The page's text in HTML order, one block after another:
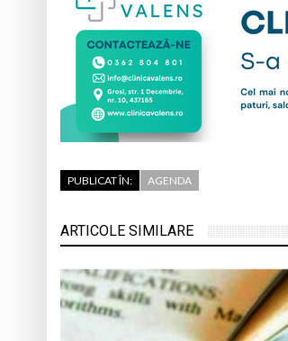
PUBLICAT ÎN: AGENDA
ARTICOLE SIMILARE